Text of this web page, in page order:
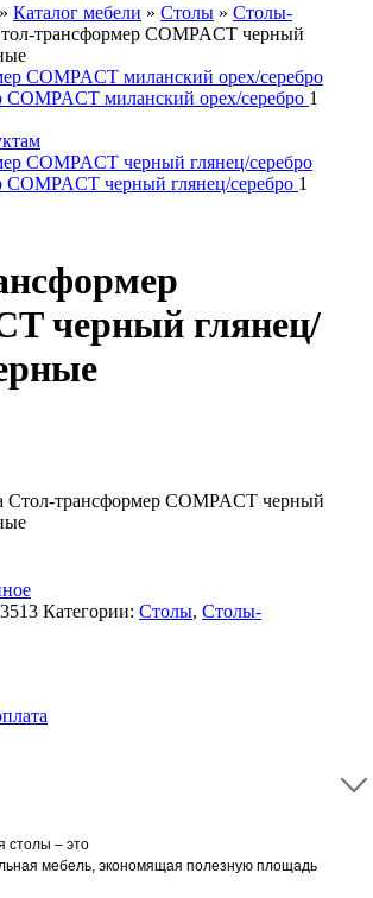
» Каталог мебели » Столы » Столы-
трансформер COMPACT черный
COMPACT миланский орех/серебро 1
COMPACT черный глянец/серебро 1
черный глянец/
Стол-трансформер COMPACT черный
Категории: Столы, Столы-
столы – это
мебель, экономящая полезную площадь